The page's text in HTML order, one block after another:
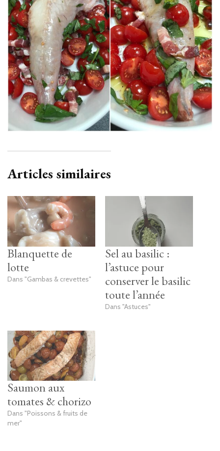
Articles similaires
Blanquette de
lotte
Dans "Gambas & crevettes"
Sel au basilic :
l’astuce pour
conserver le basilic
toute l’année
Dans "Astuces"
Saumon aux
tomates & chorizo
Dans "Poissons & fruits de
mer"